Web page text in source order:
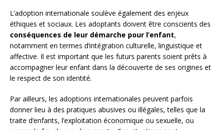
L’adoption internationale soulève également des enjeux
éthiques et sociaux. Les adoptants doivent être conscients des
conséquences de leur démarche pour l’enfant,
notamment en termes d’intégration culturelle, linguistique et
affective. Il est important que les futurs parents soient prêts à
accompagner leur enfant dans la découverte de ses origines et
le respect de son identité.
Par ailleurs, les adoptions internationales peuvent parfois
donner lieu à des pratiques abusives ou illégales, telles que la
traite d’enfants, l’exploitation économique ou sexuelle, ou